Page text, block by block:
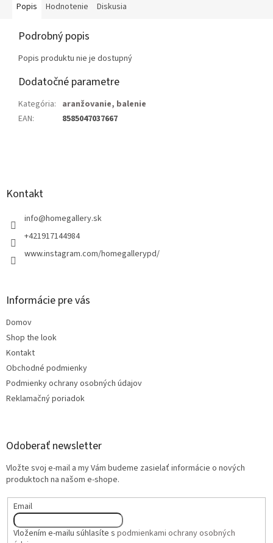
Popis Hodnotenie Diskusia
Podrobný popis
Popis produktu nie je dostupný
Dodatočné parametre
Kategória: aranžovanie, balenie
EAN: 8585047037667
Kontakt
info@homegallery.sk
+421917144984
www.instagram.com/homegallerypd/
Informácie pre vás
Domov
Shop the look
Kontakt
Obchodné podmienky
Podmienky ochrany osobných údajov
Reklamačný poriadok
Odoberať newsletter
Vložte svoj e-mail a my Vám budeme zasielať informácie o nových
produktoch na našom e-shope.
Email
Vložením e-mailu súhlasíte s podmienkami ochrany osobných